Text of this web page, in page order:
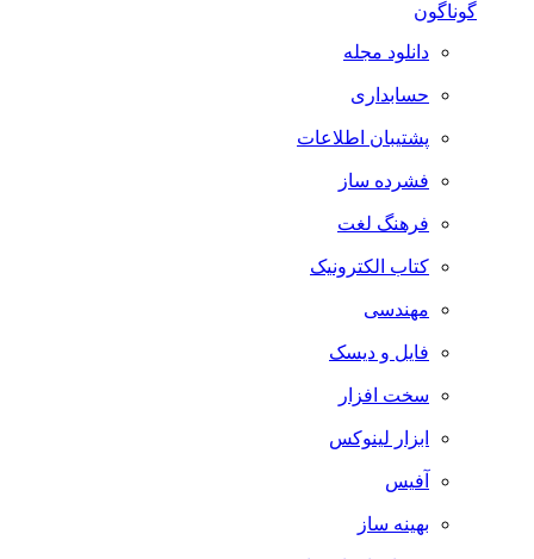
گوناگون
دانلود مجله
حسابداری
پشتیبان اطلاعات
فشرده ساز
فرهنگ لغت
کتاب الکترونیک
مهندسی
فایل و دیسک
سخت افزار
ابزار لینوکس
آفیس
بهینه ساز